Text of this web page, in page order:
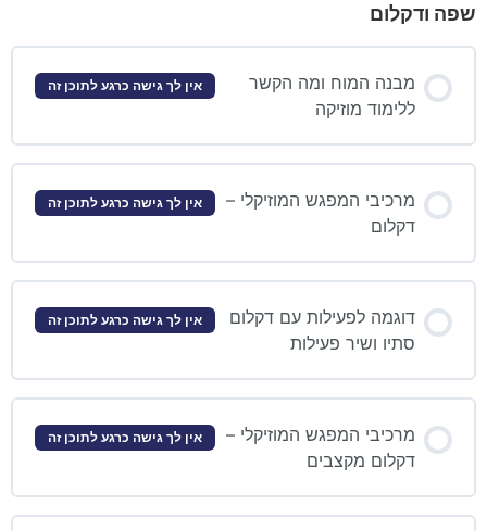
שפה ודקלום
מבנה המוח ומה הקשר
ללימוד מוזיקה
אין לך גישה כרגע לתוכן זה
מרכיבי המפגש המוזיקלי –
דקלום
אין לך גישה כרגע לתוכן זה
דוגמה לפעילות עם דקלום
סתיו ושיר פעילות
אין לך גישה כרגע לתוכן זה
מרכיבי המפגש המוזיקלי –
דקלום מקצבים
אין לך גישה כרגע לתוכן זה